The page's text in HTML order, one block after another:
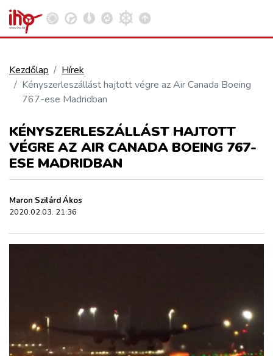
VASÚT
KÖZÚT
REPÜLÉS
KÖZLEKEDÉSFEJLESZTÉS
BLOG
Kezdőlap
Hírek
Kényszerleszállást hajtott végre az Air Canada Boeing
767-ese Madridban
KÉNYSZERLESZÁLLÁST HAJTOTT
VÉGRE AZ AIR CANADA BOEING 767-
ESE MADRIDBAN
Maron Szilárd Ákos
2020.02.03. 21:36